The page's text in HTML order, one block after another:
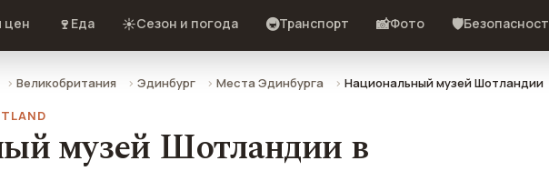
цен 🍷 Еда ☀️Сезон и погода 🚇Транспорт 📸Фото 🛡️
Великобритания Эдинбург Места Эдинбурга
Национальный музей Шотландии
музей Шотландии в